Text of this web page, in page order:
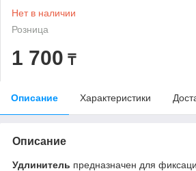
Нет в наличии
Розница
1 700 ₸
Описание Характеристики
Описание
Удлинитель предназначен для